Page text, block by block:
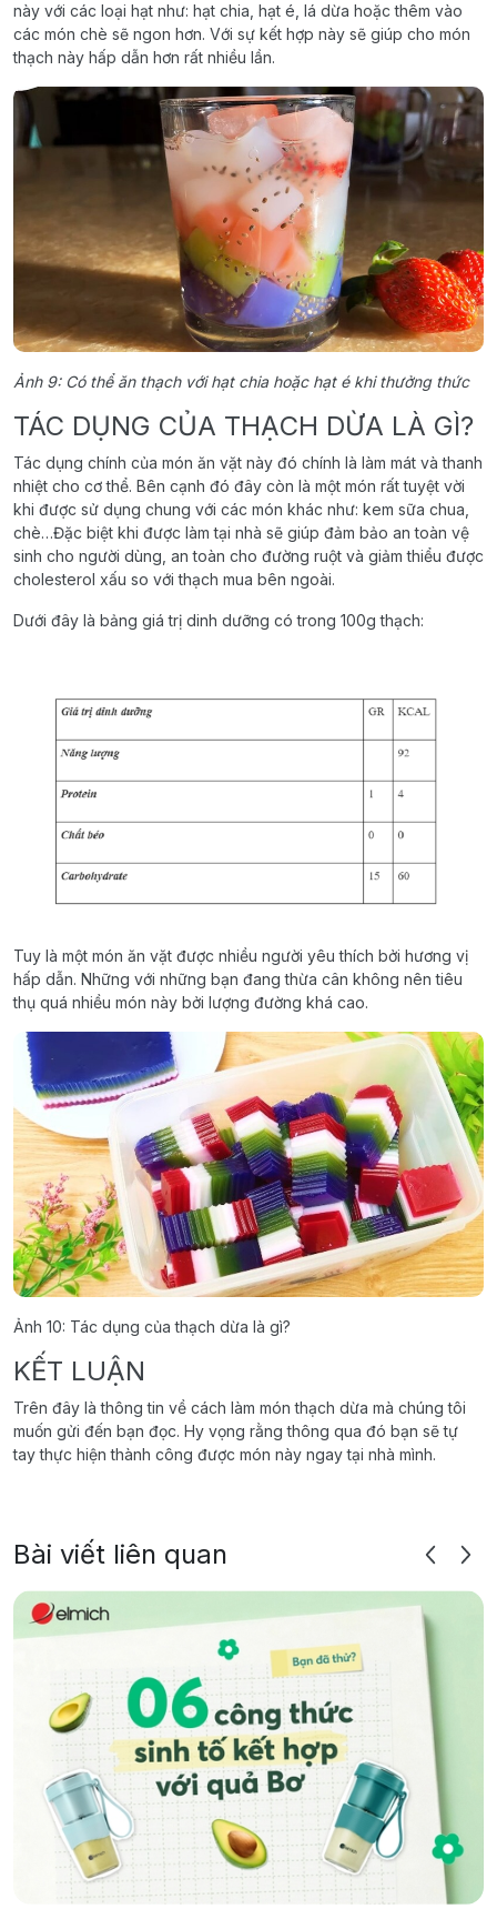
này với các loại hạt như: hạt chia, hạt é, lá dừa hoặc thêm vào
các món chè sẽ ngon hơn. Với sự kết hợp này sẽ giúp cho món
thạch này hấp dẫn hơn rất nhiều lần.
Ảnh 9: Có thể ăn thạch với hạt chia hoặc hạt é khi thưởng thức
TÁC DỤNG CỦA THẠCH DỪA LÀ GÌ?
Tác dụng chính của món ăn vặt này đó chính là làm mát và thanh
nhiệt cho cơ thể. Bên cạnh đó đây còn là một món rất tuyệt vời
khi được sử dụng chung với các món khác như: kem sữa chua,
chè…Đặc biệt khi được làm tại nhà sẽ giúp đảm bảo an toàn vệ
sinh cho người dùng, an toàn cho đường ruột và giảm thiểu được
cholesterol xấu so với thạch mua bên ngoài.
Dưới đây là bảng giá trị dinh dưỡng có trong 100g thạch:
Tuy là một món ăn vặt được nhiều người yêu thích bởi hương vị
hấp dẫn. Những với những bạn đang thừa cân không nên tiêu
thụ quá nhiều món này bởi lượng đường khá cao.
Ảnh 10: Tác dụng của thạch dừa là gì?
KẾT LUẬN
Trên đây là thông tin về cách làm món thạch dừa mà chúng tôi
muốn gửi đến bạn đọc. Hy vọng rằng thông qua đó bạn sẽ tự
tay thực hiện thành công được món này ngay tại nhà mình.
Bài viết liên quan